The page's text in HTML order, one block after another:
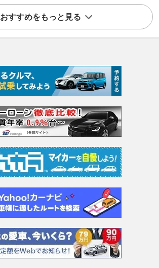
おすすめをもっと見る